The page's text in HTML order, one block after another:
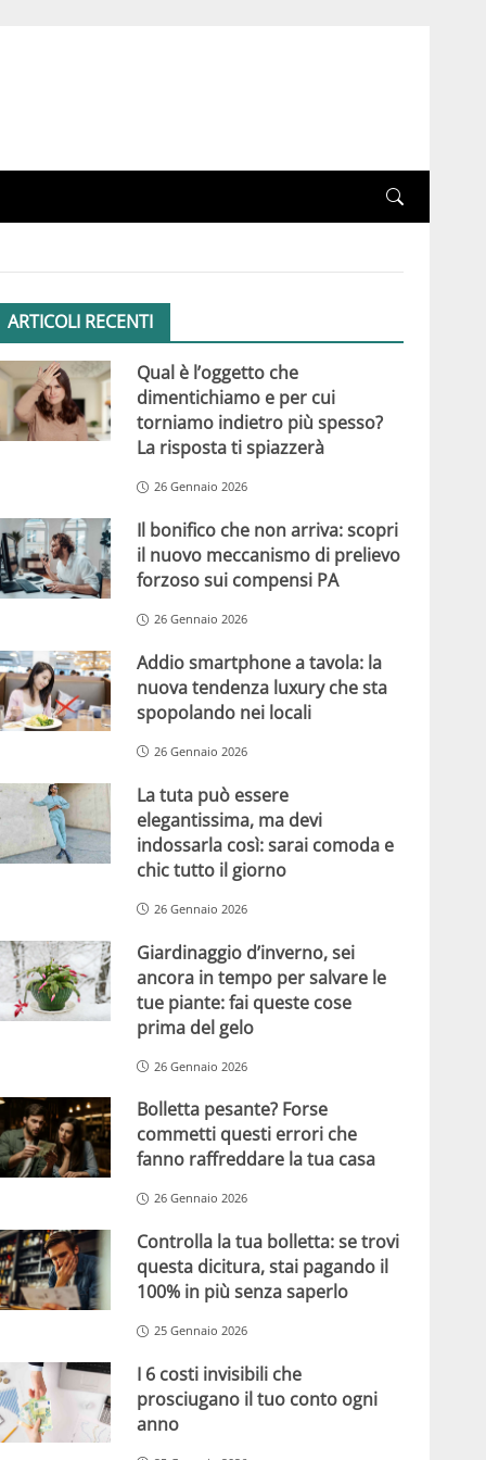
ARTICOLI RECENTI
Qual è l’oggetto che
dimentichiamo e per cui
torniamo indietro più spesso?
La risposta ti spiazzerà
26 Gennaio 2026
Il bonifico che non arriva: scopri
il nuovo meccanismo di prelievo
forzoso sui compensi PA
26 Gennaio 2026
Addio smartphone a tavola: la
nuova tendenza luxury che sta
spopolando nei locali
26 Gennaio 2026
La tuta può essere
elegantissima, ma devi
indossarla così: sarai comoda e
chic tutto il giorno
26 Gennaio 2026
Giardinaggio d’inverno, sei
ancora in tempo per salvare le
tue piante: fai queste cose
prima del gelo
26 Gennaio 2026
Bolletta pesante? Forse
commetti questi errori che
fanno raffreddare la tua casa
26 Gennaio 2026
Controlla la tua bolletta: se trovi
questa dicitura, stai pagando il
100% in più senza saperlo
25 Gennaio 2026
I 6 costi invisibili che
prosciugano il tuo conto ogni
anno